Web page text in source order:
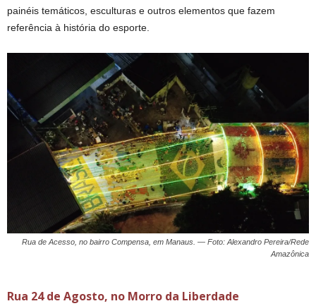
painéis temáticos, esculturas e outros elementos que fazem
referência à história do esporte.
Rua de Acesso, no bairro Compensa, em Manaus. — Foto: Alexandro Pereira/Rede
Amazônica
Rua 24 de Agosto, no Morro da Liberdade